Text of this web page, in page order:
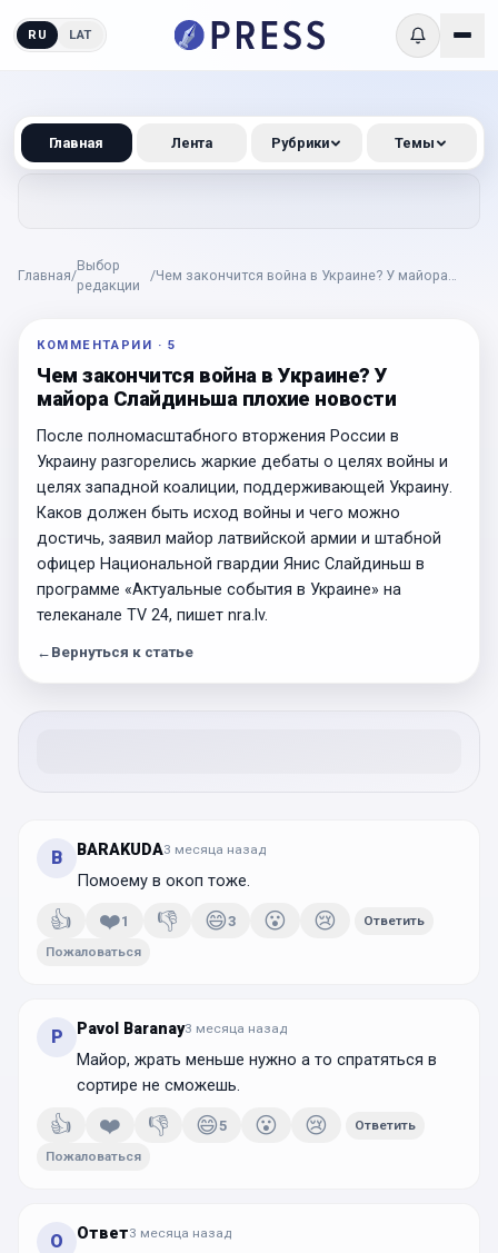
RU LAT
Главная/
Выбор
редакции
/Чем закончится война в Украине? У майора
КОММЕНТАРИИ · 5
Чем закончится война в Украине? У
майора Слайдиньша плохие новости
После полномасштабного вторжения России в
Украину разгорелись жаркие дебаты о целях войны и
целях западной коалиции, поддерживающей Украину.
Каков должен быть исход войны и чего можно
достичь, заявил майор латвийской армии и штабной
офицер Национальной гвардии Янис Слайдиньш в
программе «Актуальные события в Украине» на
телеканале TV 24, пишет nra.lv.
← Вернуться к статье
B BARAKUDA3 месяца назад
Помоему в окоп тоже.
👍 ❤️1 👎 😄3 😮 😢 Ответить
Пожаловаться
P Pavol Baranay3 месяца назад
Майор, жрать меньше нужно а то спратяться в
сортире не сможешь.
👍 ❤️ 👎 😄5 😮 😢 Ответить
Пожаловаться
О Ответ3 месяца назад
Главная Лента Рубрики Темы